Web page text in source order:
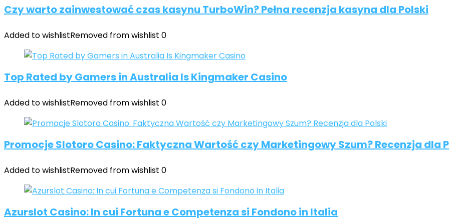
Czy warto zainwestować czas kasynu TurboWin? Pełna recenzja kasyna dla Polski
Added to wishlistRemoved from wishlist 0
Top Rated by Gamers in Australia Is Kingmaker Casino
Added to wishlistRemoved from wishlist 0
Promocje Slotoro Casino: Faktyczna Wartość czy Marketingowy Szum? Recenzja dla
Added to wishlistRemoved from wishlist 0
Azurslot Casino: In cui Fortuna e Competenza si Fondono in Italia